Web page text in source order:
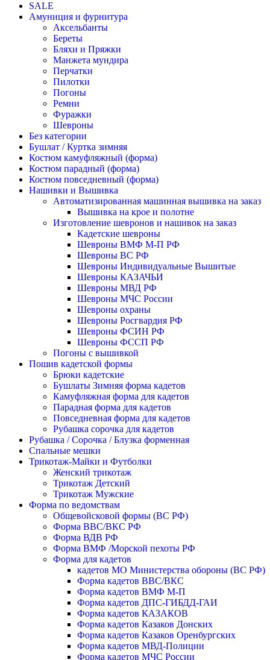
SALE
Амуниция и фурнитура
Аксельбанты
Береты
Бляхи и Пряжки
Манжета мундира
Перчатки
Пилотки
Погоны
Ремни
Фуражки
Шевроны
Без категории
Бушлат / Куртка зимняя
Костюм камуфляжный (форма)
Костюм парадный (форма)
Костюм повседневный (форма)
Нашивки и Вышивка
Автоматизированная машинная вышивка на заказ
Вышивка на крое и полотне
Изготовление шевронов и нашивок на заказ
Кадетские шевроны
Шевроны ВМФ М-П РФ
Шевроны ВС РФ
Шевроны Индивидуальные Вышитые
Шевроны КАЗАЧЬИ
Шевроны МВД РФ
Шевроны МЧС России
Шевроны охраны
Шевроны Росгвардия РФ
Шевроны ФСИН РФ
Шевроны ФССП РФ
Погоны с вышивкой
Пошив кадетской формы
Брюки кадетские
Бушлаты Зимняя форма кадетов
Камуфляжная форма для кадетов
Парадная форма для кадетов
Повседневная форма для кадетов
Рубашка сорочка для кадетов
Рубашка / Сорочка / Блузка форменная
Спальные мешки
Трикотаж-Майки и Футболки
Женский трикотаж
Трикотаж Детский
Трикотаж Мужские
Форма по ведомствам
Общевойсковой формы (ВС РФ)
Форма ВВС/ВКС РФ
Форма ВДВ РФ
Форма ВМФ /Морской пехоты РФ
Форма для кадетов
кадетов МО Министерства обороны (ВС РФ)
Форма кадетов ВВС/ВКС
Форма кадетов ВМФ М-П
Форма кадетов ДПС-ГИБДД-ГАИ
Форма кадетов КАЗАКОВ
Форма кадетов Казаков Донских
Форма кадетов Казаков Оренбургских
Форма кадетов МВД-Полиции
Форма кадетов МЧС России